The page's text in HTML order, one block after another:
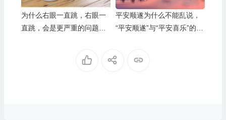
为什么右眼一直跳，右眼一
直跳，会是更严重的问题
平安顺遂为什么不能乱说，
“平安顺遂”与“平安喜乐”的应